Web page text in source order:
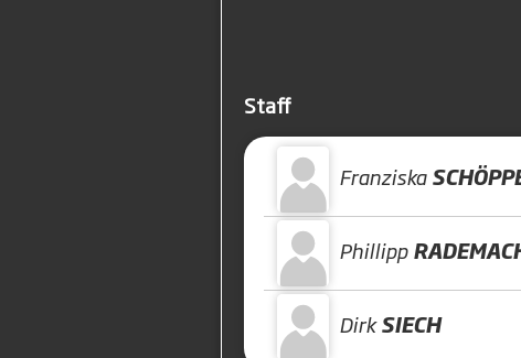
Staff
Franziska
Phillipp
Dirk SIECH